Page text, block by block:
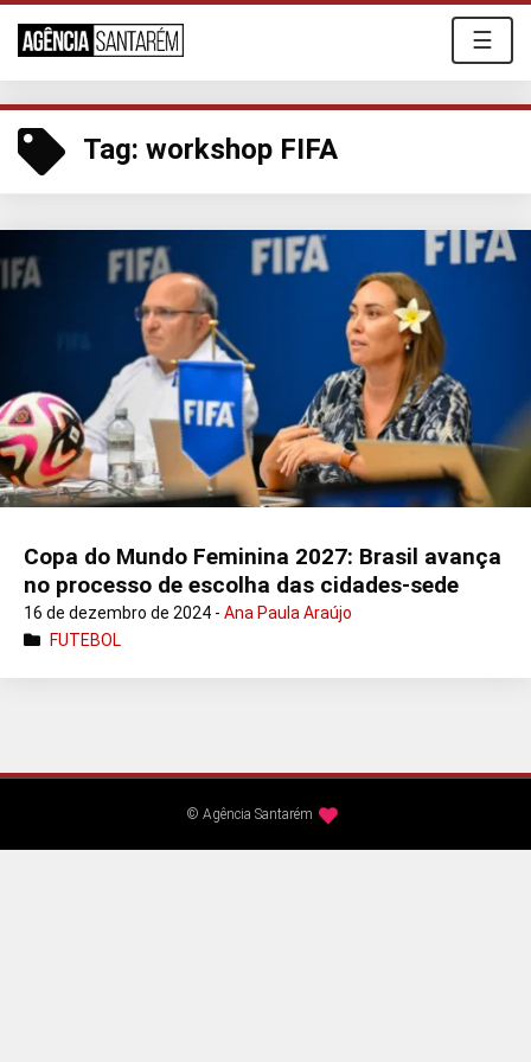
☰
Tag: workshop FIFA
Copa do Mundo Feminina 2027: Brasil avança
no processo de escolha das cidades-sede
16 de dezembro de 2024 - Ana Paula Araújo
FUTEBOL
© Agência Santarém